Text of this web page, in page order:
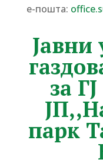
е-пошта:
Јавни
за
парк